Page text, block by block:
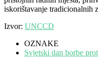
iskorištavanje tradicionalnih
Izvor: UNCCD
OZNAKE
Svjetski dan borbe